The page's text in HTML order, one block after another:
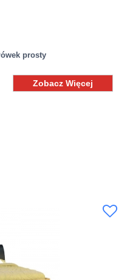
prosty
Zobacz Więcej